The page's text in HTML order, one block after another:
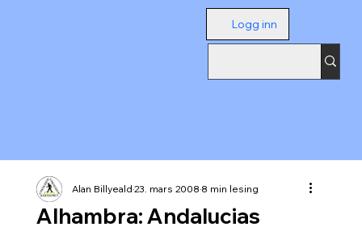
Logg inn
Alhambra: Andalucias
Alan Billyeald23. mars 20088 min lesing